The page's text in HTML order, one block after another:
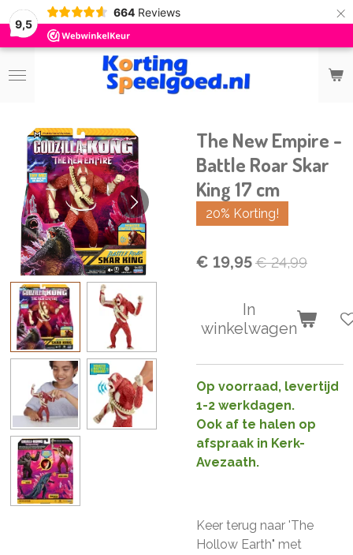
9,5
664 Reviews ×
The New Empire -
Battle Roar Skar
King 17 cm
20% Korting!
€ 19,95€ 24,99
In
winkelwagen
Op voorraad, levertijd
1-2 werkdagen.
Ook af te halen op
afspraak in Kerk-
Avezaath.
Keer terug naar 'The
Hollow Earth" met